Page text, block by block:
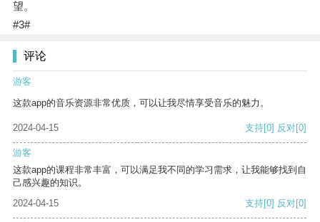
望。
#3#
评论
游客
这款app的音乐资源非常优质，可以让我尽情享受音乐的魅力。
2024-04-15 支持[0] 反对[0]
游客
这款app的课程非常丰富，可以满足我不同的学习需求，让我能够找到自
己感兴趣的知识。
2024-04-15
支持[0] 反对[0]